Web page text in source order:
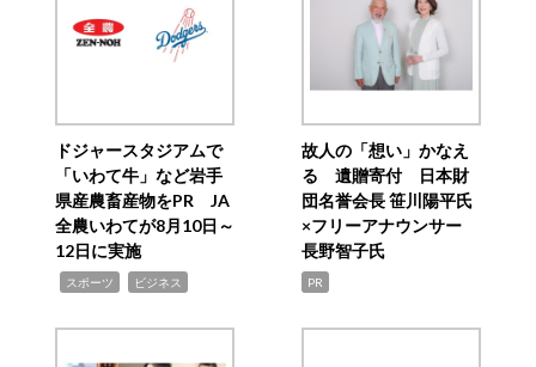
ドジャースタジアムで
「いわて牛」など岩手
県産農畜産物をPR JA
全農いわてが8月10日～
12日に実施
スポーツ ビジネス
故人の「想い」かなえ
る 遺贈寄付 日本財
団名誉会長 笹川陽平氏
×フリーアナウンサー
長野智子氏
PR